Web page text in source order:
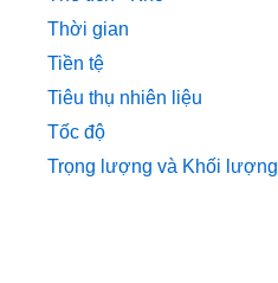
Thời gian
Tiền tệ
Tiêu thụ nhiên liệu
Tốc độ
Trọng lượng và Khối lượng